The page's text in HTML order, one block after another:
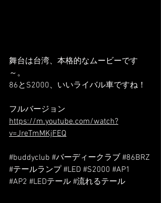
舞台は台湾、本格的なムービーです
～。
86とS2000、いいライバル車ですね！
フルバージョン
https://m.youtube.com/watch?
v=JreTmMKjFEQ
#buddyclub #バーディークラブ #86BRZ
#テールランプ #LED #S2000 #AP1
#AP2 #LEDテール #流れるテール